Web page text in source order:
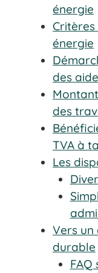
énergie
Critères
énergie
des
des
TVA à
Les
Vers
durable
FAQ